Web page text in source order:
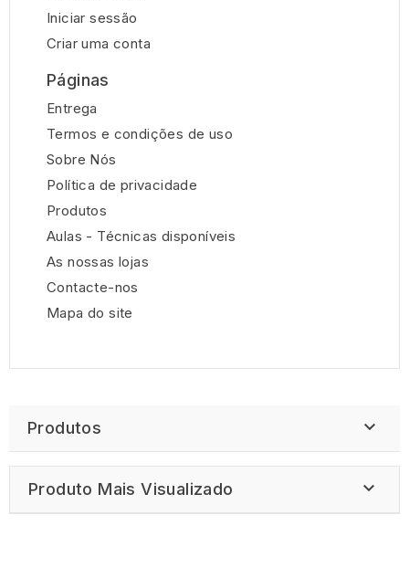
Iniciar sessão
Criar uma conta
Páginas
Entrega
Termos e condições de uso
Sobre Nós
Polí­tica de privacidade
Produtos
Aulas - Técnicas disponíveis
As nossas lojas
Contacte-nos
Mapa do site
Produtos 
Produto Mais Visualizado 